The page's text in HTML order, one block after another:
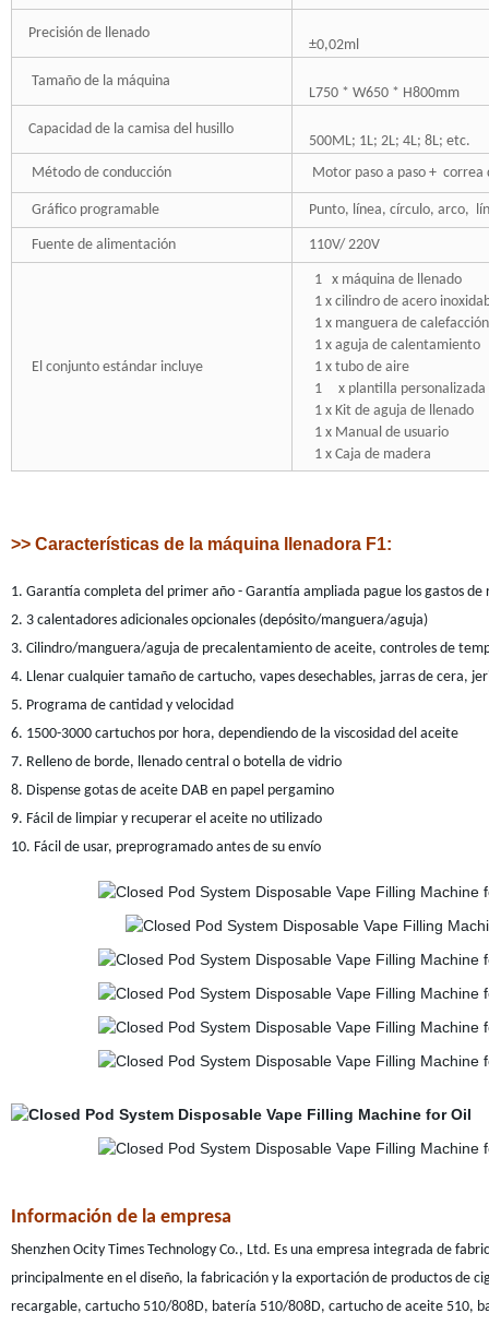
Precisión de llenado
±0,02ml
Tamaño de la máquina
L750 * W650 * H800mm
Capacidad de la camisa del husillo
500ML; 1L; 2L; 4L; 8L; etc.
Método de conducción
Motor paso a paso + correa
Gráfico programable Punto, línea, círculo, arco,
Fuente de alimentación 110V/ 220V
El conjunto estándar incluye
1 x máquina de llenado
1 x cilindro de acero
1 x manguera de calefacción
1 x aguja de calentamiento
1 x tubo de aire
1 x plantilla personalizada
1 x Kit de aguja de llenado
1 x Manual de usuario
1 x Caja de madera
>> Características de la máquina llenadora F1:
1. Garantía completa del primer año - Garantía ampliada pague los gastos de
2. 3 calentadores adicionales opcionales (depósito/manguera/aguja)
3. Cilindro/manguera/aguja de precalentamiento de aceite, controles de
4. Llenar cualquier tamaño de cartucho, vapes desechables, jarras de cera,
5. Programa de cantidad y velocidad
6. 1500-3000 cartuchos por hora, dependiendo de la viscosidad del aceite
7. Relleno de borde, llenado central o botella de vidrio
8. Dispense gotas de aceite DAB en papel pergamino
9. Fácil de limpiar y recuperar el aceite no utilizado
10. Fácil de usar, preprogramado antes de su envío
Información de la empresa
Shenzhen Ocity Times Technology Co., Ltd. Es una empresa integrada de
principalmente en el diseño, la fabricación y la exportación de productos de
recargable, cartucho 510/808D, batería 510/808D, cartucho de aceite 510,